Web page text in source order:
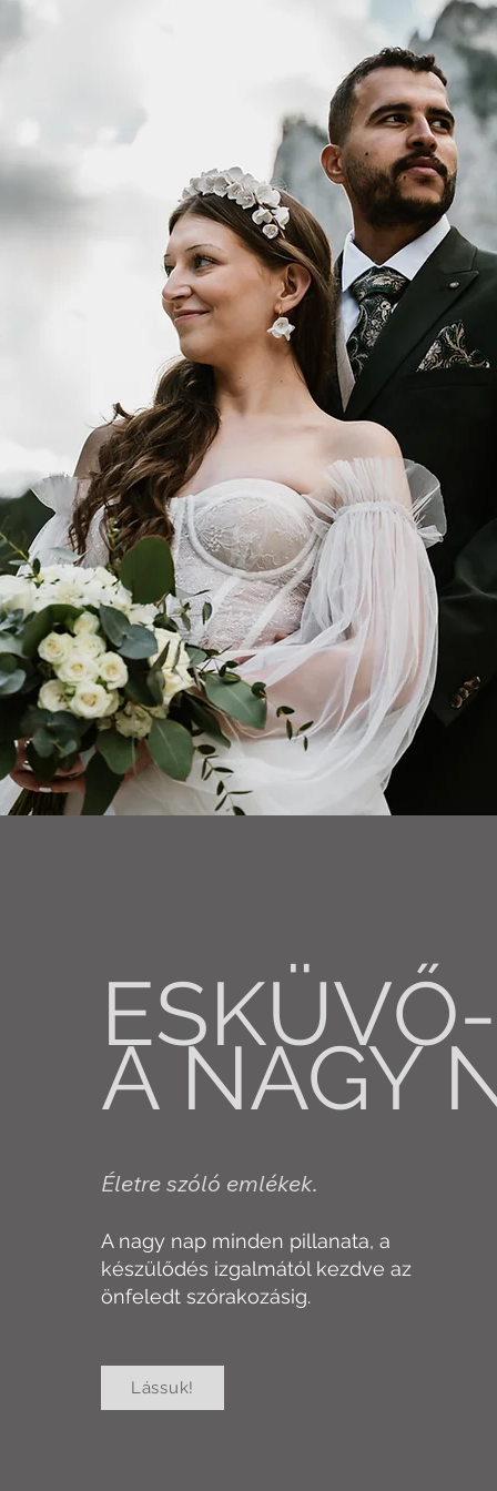
ESKÜVŐ-
A NAGY
Életre szóló emlékek.
A nagy nap minden pillanata, a
készülődés izgalmától kezdve az
önfeledt szórakozásig.
Lássuk!